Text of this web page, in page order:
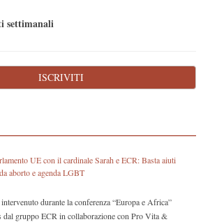
settimanali
UE con il cardinale Sarah e ECR: Basta aiuti
aborto e agenda LGBT
durante la conferenza “Europa e Africa”
dal gruppo ECR in collaborazione con Pro Vita &